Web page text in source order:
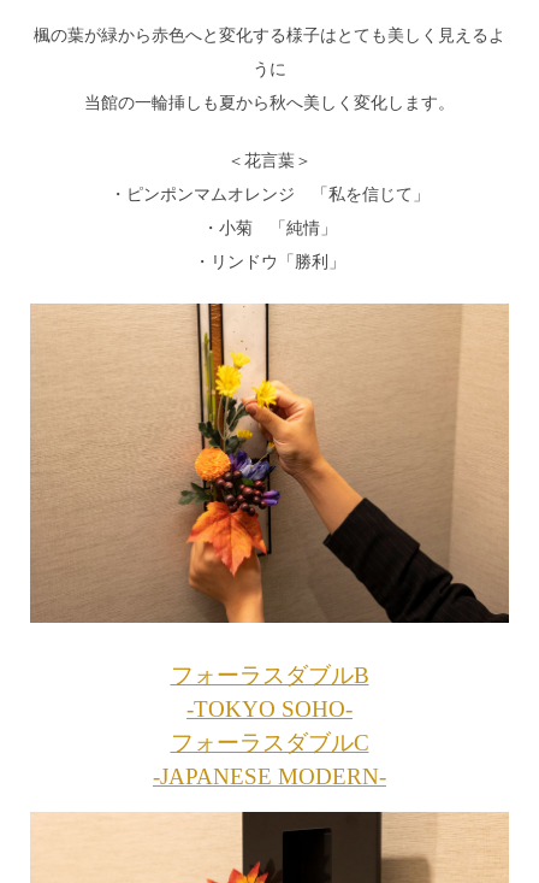
楓の葉が緑から赤色へと変化する様子はとても美しく見えるよ
うに
当館の一輪挿しも夏から秋へ美しく変化します。
＜花言葉＞
・ピンポンマムオレンジ 「私を信じて」
・小菊 「純情」
・リンドウ「勝利」
フォーラスダブルB
-TOKYO SOHO-
フォーラスダブルC
-JAPANESE MODERN-